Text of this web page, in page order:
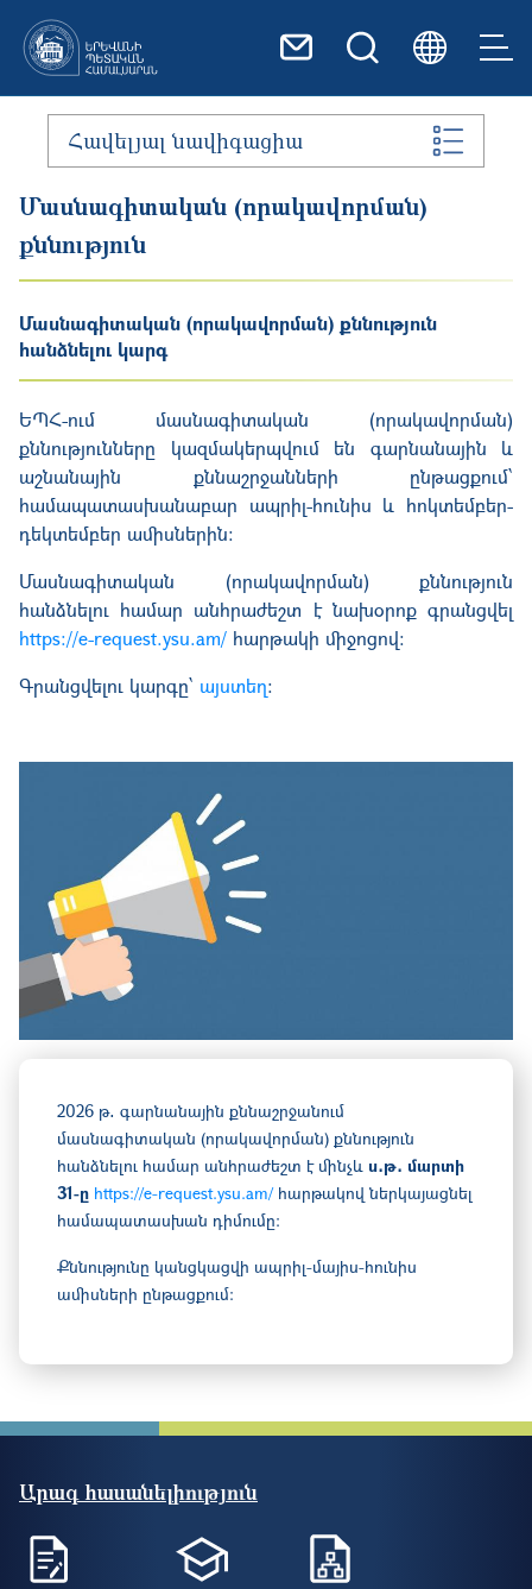
Հավելյալ նավիգացիա
Մասնագիտական (որակավորման)
քննություն
Մասնագիտական (որակավորման) քննություն
հանձնելու կարգ
ԵՊՀ-ում մասնագիտական (որակավորման)
քննությունները կազմակերպվում են գարնանային և
աշնանային քննաշրջանների ընթացքում՝
համապատասխանաբար ապրիլ-հունիս և հոկտեմբեր-
դեկտեմբեր ամիսներին։
Մասնագիտական (որակավորման) քննություն
հանձնելու համար անհրաժեշտ է նախօրոք գրանցվել
https://e-request.ysu.am/ հարթակի միջոցով։
Գրանցվելու կարգը՝ այստեղ։
2026 թ․ գարնանային քննաշրջանում
մասնագիտական (որակավորման) քննություն
հանձնելու համար անհրաժեշտ է մինչև ս․թ․ մարտի
31-ը https://e-request.ysu.am/հարթակով ներկայացնել
համապատասխան դիմումը։
Քննությունը կանցկացվի ապրիլ-մայիս-հունիս
ամիսների ընթացքում։
Արագ հասանելիություն